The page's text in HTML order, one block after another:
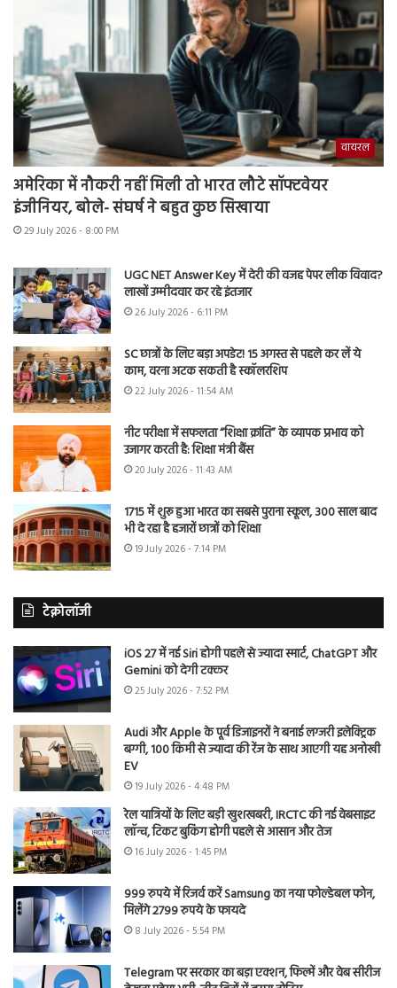
वायरल
अमेरिका में नौकरी नहीं मिली तो भारत लौटे सॉफ्टवेयर
इंजीनियर, बोले- संघर्ष ने बहुत कुछ सिखाया
29 July 2026 - 8:00 PM
UGC NET Answer Key में देरी की वजह पेपर लीक विवाद?
लाखों उम्मीदवार कर रहे इंतजार
26 July 2026 - 6:11 PM
SC छात्रों के लिए बड़ा अपडेट! 15 अगस्त से पहले कर लें ये
काम, वरना अटक सकती है स्कॉलरशिप
22 July 2026 - 11:54 AM
नीट परीक्षा में सफलता “शिक्षा क्रांति” के व्यापक प्रभाव को
उजागर करती है: शिक्षा मंत्री बैंस
20 July 2026 - 11:43 AM
1715 में शुरू हुआ भारत का सबसे पुराना स्कूल, 300 साल बाद
भी दे रहा है हजारों छात्रों को शिक्षा
19 July 2026 - 7:14 PM
टेक्नोलॉजी
iOS 27 में नई Siri होगी पहले से ज्यादा स्मार्ट, ChatGPT और
Gemini को देगी टक्कर
25 July 2026 - 7:52 PM
Audi और Apple के पूर्व डिजाइनरों ने बनाई लग्जरी इलेक्ट्रिक
बग्गी, 100 किमी से ज्यादा की रेंज के साथ आएगी यह अनोखी
EV
19 July 2026 - 4:48 PM
रेल यात्रियों के लिए बड़ी खुशखबरी, IRCTC की नई वेबसाइट
लॉन्च, टिकट बुकिंग होगी पहले से आसान और तेज
16 July 2026 - 1:45 PM
999 रुपये में रिजर्व करें Samsung का नया फोल्डेबल फोन,
मिलेंगे 2799 रुपये के फायदे
8 July 2026 - 5:54 PM
Telegram पर सरकार का बड़ा एक्शन, फिल्में और वेब सीरीज